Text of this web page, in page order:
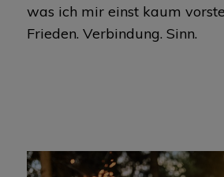
was ich mir einst kaum
Frieden. Verbindung. Sinn.